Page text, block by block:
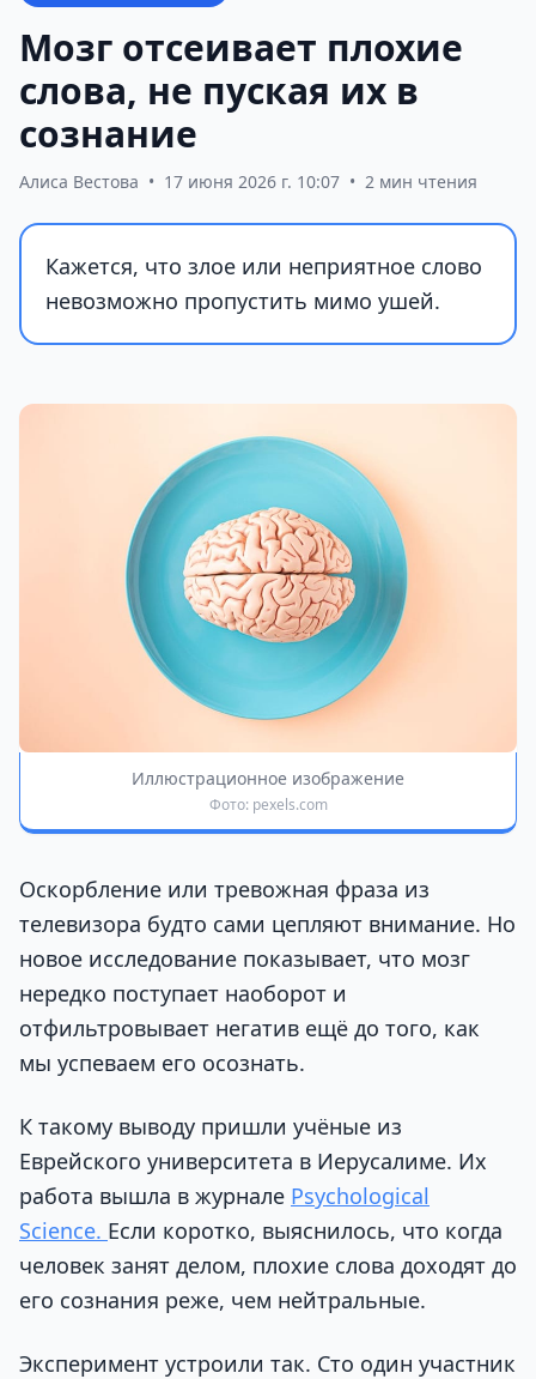
Мозг отсеивает плохие
слова, не пуская их в
сознание
Алиса Вестова • 17 июня 2026 г. 10:07 • 2 мин чтения
Кажется, что злое или неприятное слово
невозможно пропустить мимо ушей.
Иллюстрационное изображение
Фото: pexels.com
Оскорбление или тревожная фраза из
телевизора будто сами цепляют внимание. Но
новое исследование показывает, что мозг
нередко поступает наоборот и
отфильтровывает негатив ещё до того, как
мы успеваем его осознать.
К такому выводу пришли учёные из
Еврейского университета в Иерусалиме. Их
работа вышла в журнале Psychological
Science. Если коротко, выяснилось, что когда
человек занят делом, плохие слова доходят до
его сознания реже, чем нейтральные.
Эксперимент устроили так. Сто один участник